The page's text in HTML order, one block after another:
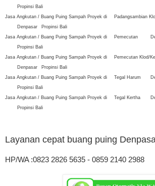
Propinsi Bali
Jasa Angkutan / Buang Puing Sampah Proyek di
Padangsambian
Denpasar
Propinsi Bali
Jasa Angkutan / Buang Puing Sampah Proyek di
Pemecutan
Propinsi Bali
Jasa Angkutan / Buang Puing Sampah Proyek di
Pemecutan Klod/
Denpasar
Propinsi Bali
Jasa Angkutan / Buang Puing Sampah Proyek di
Tegal Harum
Propinsi Bali
Jasa Angkutan / Buang Puing Sampah Proyek di
Tegal Kertha
Propinsi Bali
Layanan cepat buang puing
HP/WA :0823 2826 5635 - 0859 2140 2988